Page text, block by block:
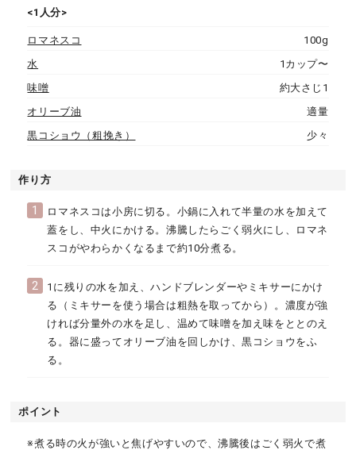
<1人分>
ロマネスコ
100g
水
1カップ〜
味噌
約大さじ1
オリーブ油
適量
黒コショウ（粗挽き）
少々
作り方
1
ロマネスコは小房に切る。小鍋に入れて半量の水を加えて
蓋をし、中火にかける。沸騰したらごく弱火にし、ロマネ
スコがやわらかくなるまで約10分煮る。
2
1に残りの水を加え、ハンドブレンダーやミキサーにかけ
る（ミキサーを使う場合は粗熱を取ってから）。濃度が強
ければ分量外の水を足し、温めて味噌を加え味をととのえ
る。器に盛ってオリーブ油を回しかけ、黒コショウをふ
る。
ポイント
※煮る時の火が強いと焦げやすいので、沸騰後はごく弱火で煮